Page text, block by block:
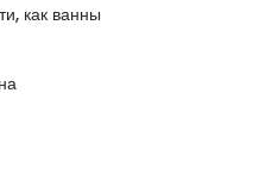
как ванны